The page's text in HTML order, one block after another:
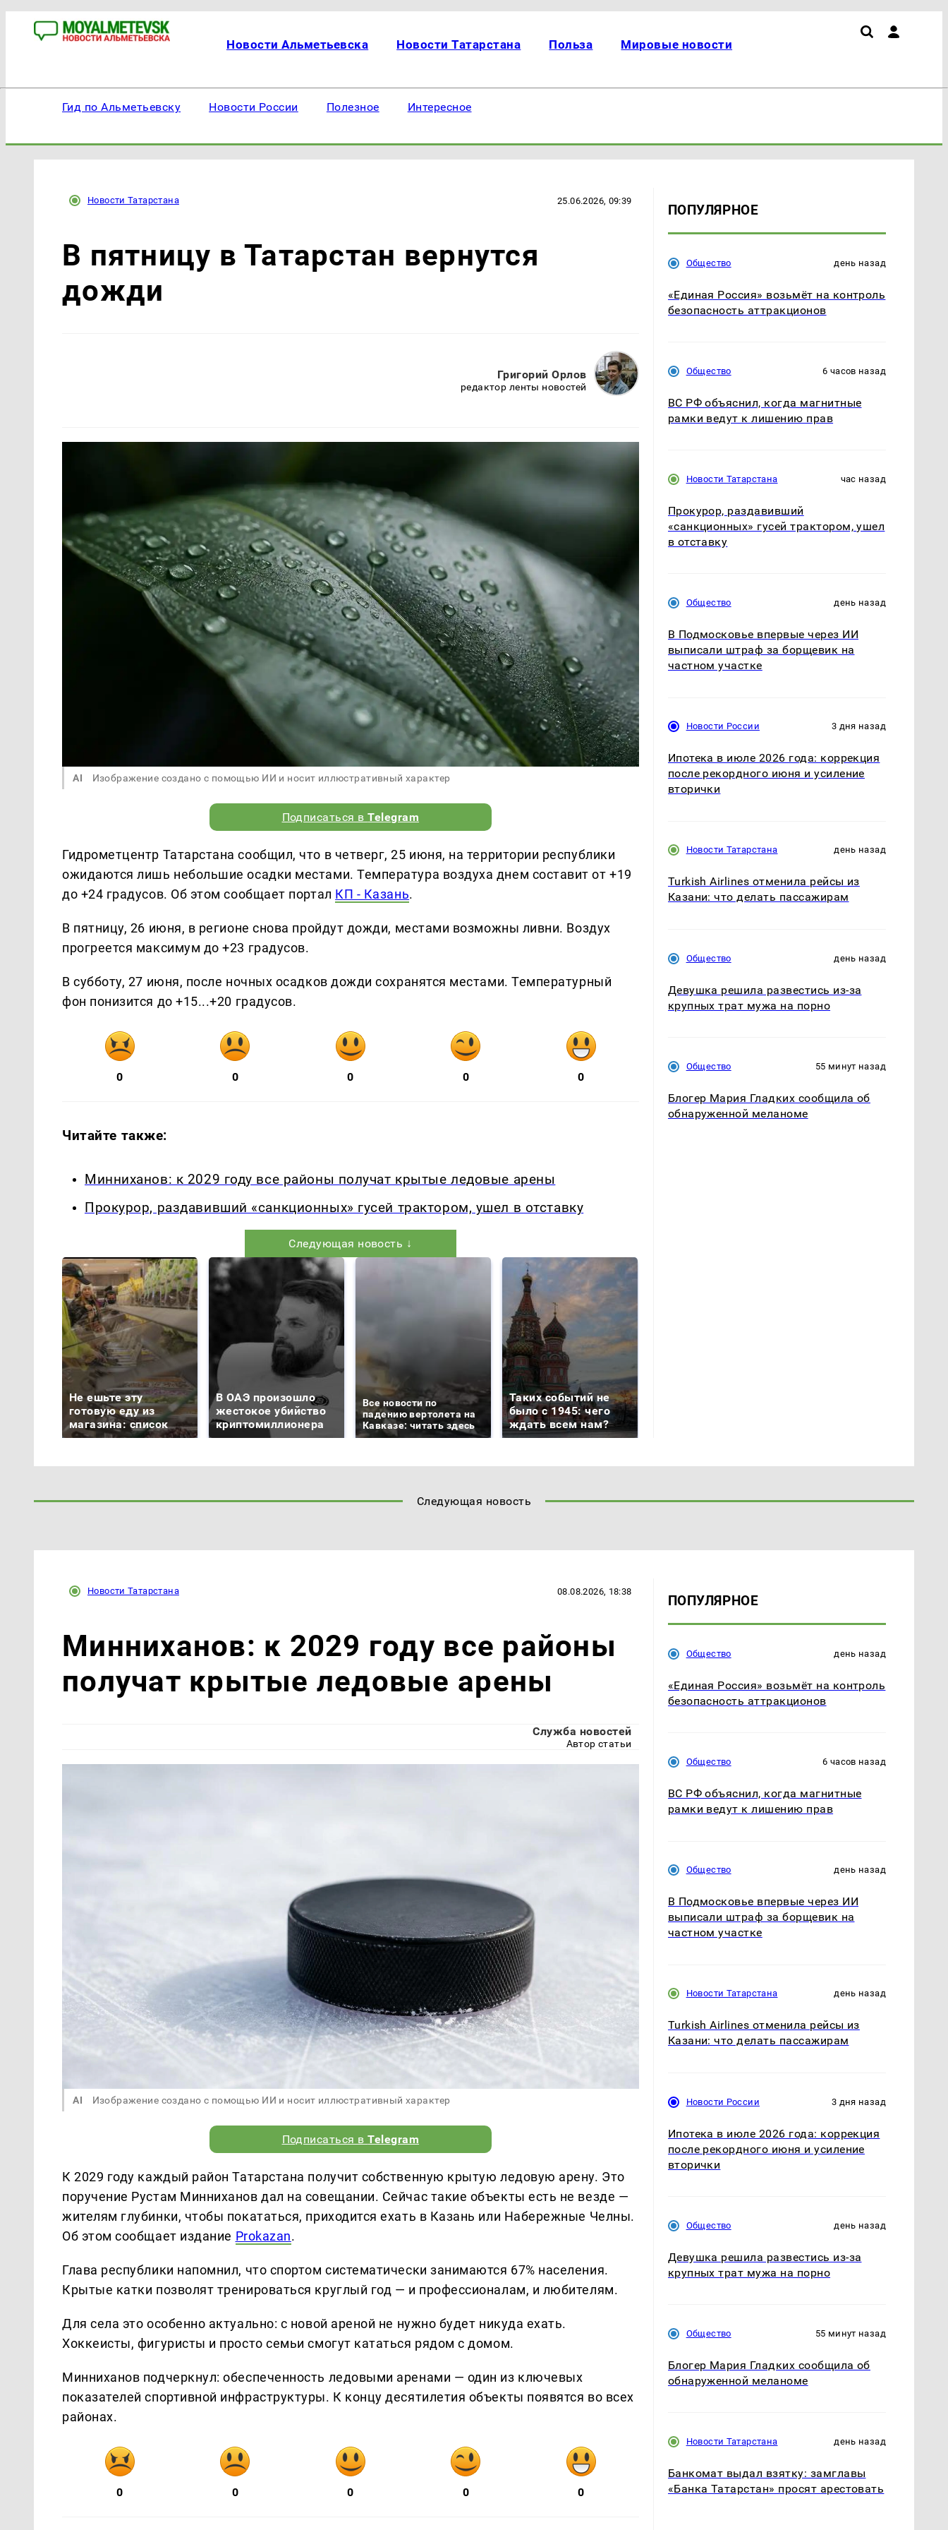
Новости Альметьевска Новости Татарстана Польза Мировые новости
Гид по Альметьевску Новости России Полезное Интересное
Новости Татарстана 25.06.2026, 09:39
В пятницу в Татарстан вернутся
дожди
Григорий Орлов
редактор ленты новостей
AI Изображение создано с помощью ИИ и носит иллюстративный характер
Подписаться вTelegram
Гидрометцентр Татарстана сообщил, что в четверг, 25 июня, на территории республики
ожидаются лишь небольшие осадки местами. Температура воздуха днем составит от +19
до +24 градусов. Об этом сообщает портал КП - Казань.
В пятницу, 26 июня, в регионе снова пройдут дожди, местами возможны ливни. Воздух
прогреется максимум до +23 градусов.
В субботу, 27 июня, после ночных осадков дожди сохранятся местами. Температурный
фон понизится до +15...+20 градусов.
0 0 0 0 0
Читайте также:
Минниханов: к 2029 году все районы получат крытые ледовые арены
Прокурор, раздавивший «санкционных» гусей трактором, ушел в отставку
Следующая новость ↓
Не ешьте эту
готовую еду из
магазина: список
В ОАЭ произошло
жестокое убийство
криптомиллионера
Все новости по
падению вертолета на
Кавказе: читать здесь
Таких событий не
было с 1945: чего
ждать всем нам?
ПОПУЛЯРНОЕ
Общество день назад
«Единая Россия» возьмёт на контроль
безопасность аттракционов
Общество 6 часов назад
ВС РФ объяснил, когда магнитные
рамки ведут к лишению прав
Новости Татарстана час назад
Прокурор, раздавивший
«санкционных» гусей трактором, ушел
в отставку
Общество день назад
В Подмосковье впервые через ИИ
выписали штраф за борщевик на
частном участке
Новости России 3 дня назад
Ипотека в июле 2026 года: коррекция
после рекордного июня и усиление
вторички
Новости Татарстана день назад
Turkish Airlines отменила рейсы из
Казани: что делать пассажирам
Общество день назад
Девушка решила развестись из-за
крупных трат мужа на порно
Общество 55 минут назад
Блогер Мария Гладких сообщила об
обнаруженной меланоме
Следующая новость
Новости Татарстана 08.08.2026, 18:38
Минниханов: к 2029 году все районы
получат крытые ледовые арены
Служба новостей
Автор статьи
AI Изображение создано с помощью ИИ и носит иллюстративный характер
Подписаться вTelegram
К 2029 году каждый район Татарстана получит собственную крытую ледовую арену. Это
поручение Рустам Минниханов дал на совещании. Сейчас такие объекты есть не везде —
жителям глубинки, чтобы покататься, приходится ехать в Казань или Набережные Челны.
Об этом сообщает издание Prokazan.
Глава республики напомнил, что спортом систематически занимаются 67% населения.
Крытые катки позволят тренироваться круглый год — и профессионалам, и любителям.
Для села это особенно актуально: с новой ареной не нужно будет никуда ехать.
Хоккеисты, фигуристы и просто семьи смогут кататься рядом с домом.
Минниханов подчеркнул: обеспеченность ледовыми аренами — один из ключевых
показателей спортивной инфраструктуры. К концу десятилетия объекты появятся во всех
районах.
0 0 0 0 0
ПОПУЛЯРНОЕ
Общество день назад
«Единая Россия» возьмёт на контроль
безопасность аттракционов
Общество 6 часов назад
ВС РФ объяснил, когда магнитные
рамки ведут к лишению прав
Общество день назад
В Подмосковье впервые через ИИ
выписали штраф за борщевик на
частном участке
Новости Татарстана день назад
Turkish Airlines отменила рейсы из
Казани: что делать пассажирам
Новости России 3 дня назад
Ипотека в июле 2026 года: коррекция
после рекордного июня и усиление
вторички
Общество день назад
Девушка решила развестись из-за
крупных трат мужа на порно
Общество 55 минут назад
Блогер Мария Гладких сообщила об
обнаруженной меланоме
Новости Татарстана день назад
Банкомат выдал взятку: замглавы
«Банка Татарстан» просят арестовать